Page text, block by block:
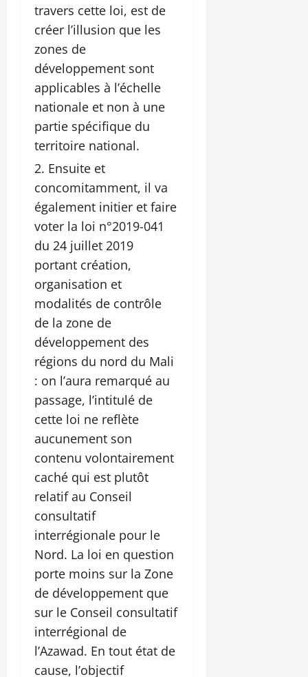
travers cette loi, est de
créer l’illusion que les
zones de
développement sont
applicables à l’échelle
nationale et non à une
partie spécifique du
territoire national.
Ensuite et
concomitamment, il va
également initier et faire
voter la loi n°2019-041
du 24 juillet 2019
portant création,
organisation et
modalités de contrôle
de la zone de
développement des
régions du nord du Mali
: on l’aura remarqué au
passage, l’intitulé de
cette loi ne reflète
aucunement son
contenu volontairement
caché qui est plutôt
relatif au Conseil
consultatif
interrégionale pour le
Nord. La loi en question
porte moins sur la Zone
de développement que
sur le Conseil consultatif
interrégional de
l’Azawad. En tout état de
cause, l’objectif